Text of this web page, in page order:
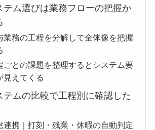
テム選びは業務フローの把握か
業務の工程を分解して全体像を把握
ごとの課題を整理するとシステム要
見えてくる
テムの比較で工程別に確認した
連携｜打刻・残業・休暇の自動判定